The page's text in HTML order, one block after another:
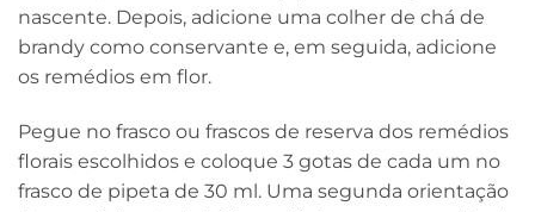
nascente. Depois, adicione uma colher de chá de
brandy como conservante e, em seguida, adicione
os remédios em flor.
Pegue no frasco ou frascos de reserva dos remédios
florais escolhidos e coloque 3 gotas de cada um no
frasco de pipeta de 30 ml. Uma segunda orientação